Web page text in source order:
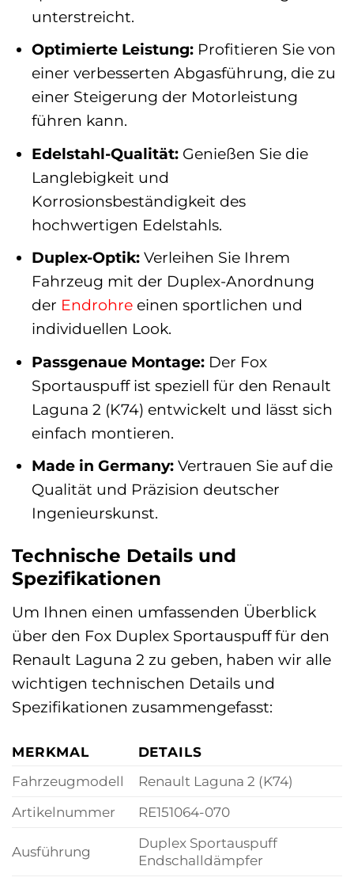
unterstreicht.
Optimierte Leistung:Profitieren Sie von
einer verbesserten Abgasführung, die zu
einer Steigerung der Motorleistung
führen kann.
Edelstahl-Qualität:Genießen Sie die
Langlebigkeit und
Korrosionsbeständigkeit des
hochwertigen Edelstahls.
Duplex-Optik:Verleihen Sie Ihrem
Fahrzeug mit der Duplex-Anordnung
der Endrohreeinen sportlichen und
individuellen Look.
Passgenaue Montage:Der Fox
Sportauspuff ist speziell für den Renault
Laguna 2 (K74) entwickelt und lässt sich
einfach montieren.
Made in Germany:Vertrauen Sie auf die
Qualität und Präzision deutscher
Ingenieurskunst.
Technische Details und
Spezifikationen
Um Ihnen einen umfassenden Überblick
über den Fox Duplex Sportauspuff für den
Renault Laguna 2 zu geben, haben wir alle
wichtigen technischen Details und
Spezifikationen zusammengefasst:
MERKMAL
DETAILS
Fahrzeugmodell
Renault Laguna 2 (K74)
Artikelnummer
RE151064-070
Ausführung
Duplex Sportauspuff
Endschalldämpfer